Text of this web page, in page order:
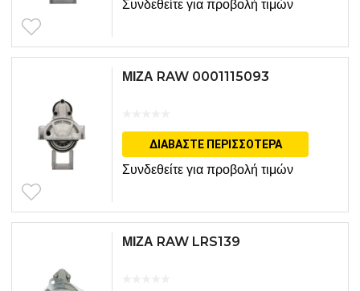
Συνδεθείτε για προβολή τιμών
ΜΙΖΑ RAW 0001115093
ΔΙΑΒΆΣΤΕ ΠΕΡΙΣΣΌΤΕΡΑ
Συνδεθείτε για προβολή τιμών
ΜΙΖΑ RAW LRS139